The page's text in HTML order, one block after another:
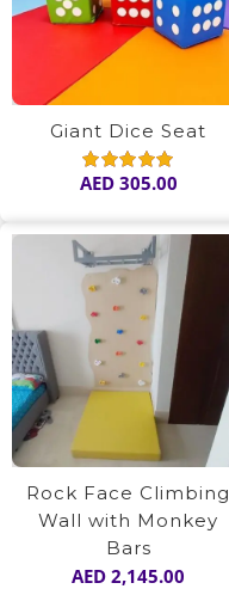
Giant Dice Seat
Rated5.00
AED305.00
Rock Face Climbing
Wall with Monkey
Bars
AED 2,145.00